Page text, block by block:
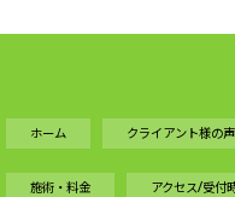
ホーム クライアント様の声
施術・料金 アクセス/受付